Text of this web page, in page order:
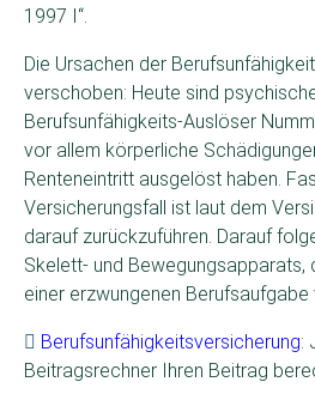
1997 I“.
Die Ursachen der
verschoben: Heute sind
Berufsunfähigkeits-Auslöser
vor allem körperliche
Renteneintritt ausgelöst haben.
Versicherungsfall ist laut dem
darauf zurückzuführen. Darauf
Skelett- und Bewegungsapparats,
einer erzwungenen
Berufsunfähigkeitsversicherung:
Beitragsrechner Ihren Beitrag